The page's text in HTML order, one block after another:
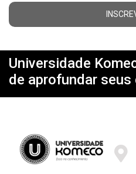
Universidade
de aprofundar